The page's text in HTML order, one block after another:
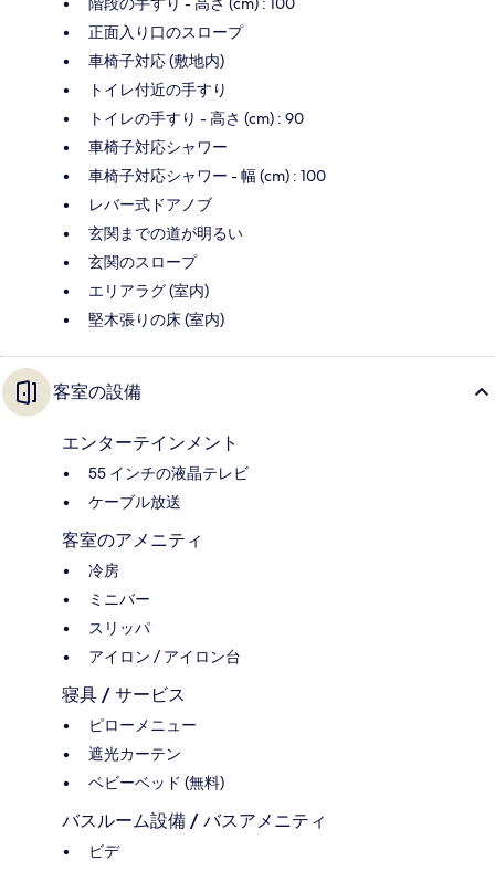
正面入り口のスロープ
車椅子対応 (敷地内)
トイレ付近の手すり
トイレの手すり - 高さ (cm) : 90
車椅子対応シャワー
車椅子対応シャワー - 幅 (cm) : 100
レバー式ドアノブ
玄関までの道が明るい
玄関のスロープ
エリアラグ (室内)
堅木張りの床 (室内)
客室の設備
エンターテインメント
55 インチの液晶テレビ
ケーブル放送
客室のアメニティ
冷房
ミニバー
スリッパ
アイロン / アイロン台
寝具 / サービス
ピローメニュー
遮光カーテン
ベビーベッド (無料)
バスルーム設備 / バスアメニティ
ビデ